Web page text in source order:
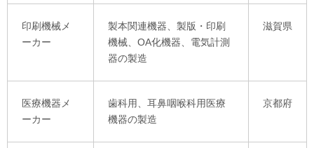
印刷機械メ
ーカー
製本関連機器、製版・印刷
機械、OA化機器、電気計測
器の製造
滋賀県
医療機器メ
ーカー
歯科用、耳鼻咽喉科用医療
機器の製造
京都府